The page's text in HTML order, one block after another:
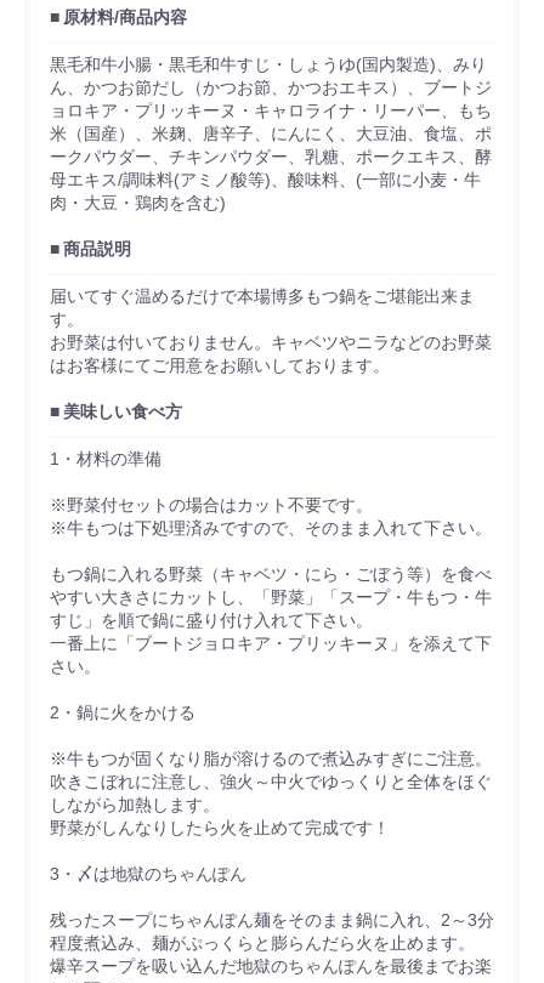
原材料/商品内容
黒毛和牛小腸・黒毛和牛すじ・しょうゆ(国内製造)、みり
ん、かつお節だし（かつお節、かつおエキス）、ブートジ
ョロキア・プリッキーヌ・キャロライナ・リーパー、もち
米（国産）、米麹、唐辛子、にんにく、大豆油、食塩、ポ
ークパウダー、チキンパウダー、乳糖、ポークエキス、酵
母エキス/調味料(アミノ酸等)、酸味料、(一部に小麦・牛
肉・大豆・鶏肉を含む)
商品説明
届いてすぐ温めるだけで本場博多もつ鍋をご堪能出来ま
す。
お野菜は付いておりません。キャベツやニラなどのお野菜
はお客様にてご用意をお願いしております。
美味しい食べ方
1・材料の準備
※野菜付セットの場合はカット不要です。
※牛もつは下処理済みですので、そのまま入れて下さい。
もつ鍋に入れる野菜（キャベツ・にら・ごぼう等）を食べ
やすい大きさにカットし、「野菜」「スープ・牛もつ・牛
すじ」を順で鍋に盛り付け入れて下さい。
一番上に「ブートジョロキア・プリッキーヌ」を添えて下
さい。
2・鍋に火をかける
※牛もつが固くなり脂が溶けるので煮込みすぎにご注意。
吹きこぼれに注意し、強火～中火でゆっくりと全体をほぐ
しながら加熱します。
野菜がしんなりしたら火を止めて完成です！
3・〆は地獄のちゃんぽん
残ったスープにちゃんぽん麺をそのまま鍋に入れ、2～3分
程度煮込み、麺がぷっくらと膨らんだら火を止めます。
爆辛スープを吸い込んだ地獄のちゃんぽんを最後までお楽